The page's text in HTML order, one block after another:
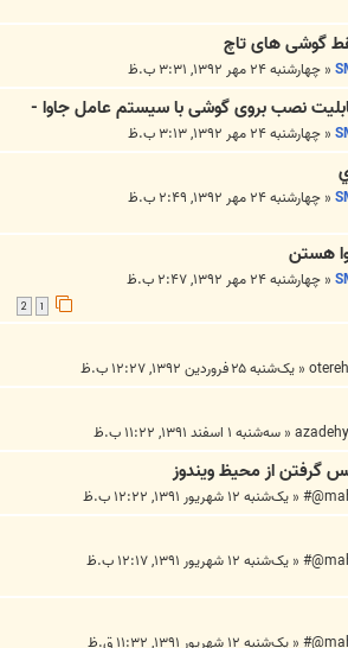
گوشی های تاچ
« چهارشنبه ۲۴ مهر ۱۳۹۲, ۳:۳۱ ب.ظ
نصب بروی گوشی با سیستم عامل جاوا -
« چهارشنبه ۲۴ مهر ۱۳۹۲, ۳:۱۳ ب.ظ
« چهارشنبه ۲۴ مهر ۱۳۹۲, ۲:۴۹ ب.ظ
هستن
« چهارشنبه ۲۴ مهر ۱۳۹۲, ۲:۴۷ ب.ظ
« یک‌شنبه ۲۵ فروردین ۱۳۹۲, ۱۲:۲۷ ب.ظ
« سه‌شنبه ۱ اسفند ۱۳۹۱, ۱۱:۲۲ ب.ظ
گرفتن از محیظ ویندوز
« یک‌شنبه ۱۲ شهریور ۱۳۹۱, ۱۲:۲۲ ب.ظ
« یک‌شنبه ۱۲ شهریور ۱۳۹۱, ۱۲:۱۷ ب.ظ
« یک‌شنبه ۱۲ شهریور ۱۳۹۱, ۱۱:۳۲ ق.ظ